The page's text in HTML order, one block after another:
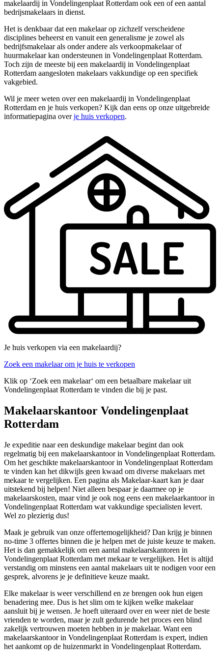
makelaardij in Vondelingenplaat Rotterdam ook een of een aantal
bedrijsmakelaars in dienst.
Het is denkbaar dat een makelaar op zichzelf verscheidene
disciplines beheerst en vanuit een generalisme je zowel als
bedrijfsmakelaar als onder andere als verkoopmakelaar of
huurmakelaar kan ondersteunen in Vondelingenplaat Rotterdam.
Toch zijn de meeste bij een makelaardij in Vondelingenplaat
Rotterdam aangesloten makelaars vakkundige op een specifiek
vakgebied.
Wil je meer weten over een makelaardij in Vondelingenplaat
Rotterdam en je huis verkopen? Kijk dan eens op onze uitgebreide
informatiepagina overje huis verkopen.
Je huis verkopen via een makelaardij?
Zoek een makelaar om je huis te verkopen
Klik op ‘Zoek een makelaar‘ om een betaalbare makelaar uit
Vondelingenplaat Rotterdam te vinden die bij je past.
Makelaarskantoor Vondelingenplaat
Rotterdam
Je expeditie naar een deskundige makelaar begint dan ook
regelmatig bij een makelaarskantoor in Vondelingenplaat Rotterdam.
Om het geschikte makelaarskantoor in Vondelingenplaat Rotterdam
te vinden kan het dikwijls geen kwaad om diverse makelaars met
mekaar te vergelijken. Een pagina als Makelaar-kaart kan je daar
uitstekend bij helpen! Niet alleen bespaar je daarmee op je
makelaarskosten, maar vind je ook nog eens een makelaarkantoor in
Vondelingenplaat Rotterdam wat vakkundige specialisten levert.
Wel zo plezierig dus!
Maak je gebruik van onze offertemogelijkheid? Dan krijg je binnen
no-time 3 offertes binnen die je helpen met de juiste keuze te maken.
Het is dan gemakkelijk om een aantal makelaarskantoren in
Vondelingenplaat Rotterdam met mekaar te vergelijken. Het is altijd
verstandig om minstens een aantal makelaars uit te nodigen voor een
gesprek, alvorens je je definitieve keuze maakt.
Elke makelaar is weer verschillend en ze brengen ook hun eigen
benadering mee. Dus is het slim om te kijken welke makelaar
aansluit bij je wensen. Je hoeft uiteraard over en weer niet de beste
vrienden te worden, maar je zult gedurende het proces een blind
zakelijk vertrouwen moeten hebben in je makelaar. Want een
makelaarskantoor in Vondelingenplaat Rotterdam is expert, indien
het aankomt op de huizenmarkt in Vondelingenplaat Rotterdam.